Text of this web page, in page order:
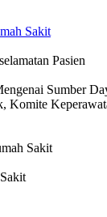
Sakit
Pasien
Sumber
Komite
Sakit